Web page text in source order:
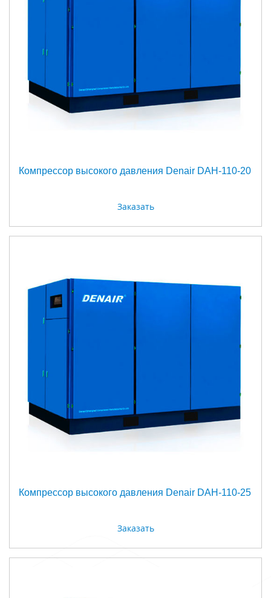
Компрессор высокого давления Denair DAH-110-20
Заказать
Компрессор высокого давления Denair DAH-110-25
Заказать